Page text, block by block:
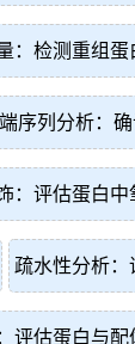
：检测重组
序列分析：
：评估蛋白
疏水性分析：
评估蛋白与配